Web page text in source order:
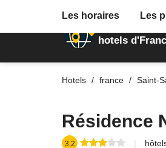
Annuaire des
hotels
Hotels france Saint-
Résidence
3.2
Les horaires Les